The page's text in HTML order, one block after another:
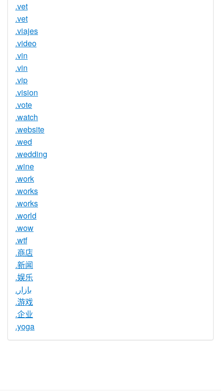
.vet
.vet
.viajes
.video
.vin
.vin
.vip
.vision
.vote
.watch
.website
.wed
.wedding
.wine
.work
.works
.works
.world
.wow
.wtf
.商店
.新闻
.娱乐
.بازار
.游戏
.企业
.yoga